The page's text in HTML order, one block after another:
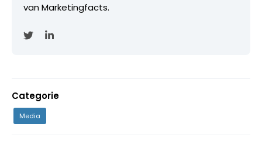
van Marketingfacts.
Categorie
Media